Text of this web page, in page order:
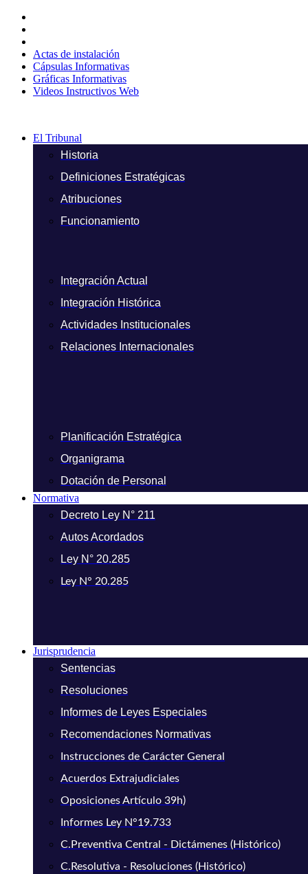
contenido
Actas de instalación
Cápsulas Informativas
Gráficas Informativas
Videos Instructivos Web
El Tribunal
Historia
Definiciones Estratégicas
Atribuciones
Funcionamiento
Integración Actual
Integración Histórica
Actividades Institucionales
Relaciones Internacionales
Planificación Estratégica
Organigrama
Dotación de Personal
Normativa
Decreto Ley N° 211
Autos Acordados
Ley N° 20.285
Ley N° 20.285
Jurisprudencia
Sentencias
Resoluciones
Informes de Leyes Especiales
Recomendaciones Normativas
Instrucciones de Carácter General
Acuerdos Extrajudiciales
Oposiciones Artículo 39h)
Informes Ley N°19.733
C.Preventiva Central - Dictámenes (Histórico)
C.Resolutiva - Resoluciones (Histórico)